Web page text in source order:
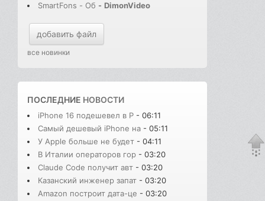
SmartFons - Об - DimonVideo
добавить файл
все новинки
ПОСЛЕДНИЕ НОВОСТИ
iPhone 16 подешевел в Р - 06:11
Самый дешевый iPhone на - 05:11
У Apple больше не будет - 04:11
В Италии операторов гор - 03:20
Claude Code получит авт - 03:20
Казанский инженер запат - 03:20
Amazon построит дата-це - 03:20